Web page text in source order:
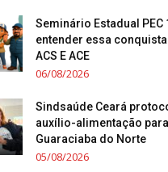
Seminário Estadual
entender essa
ACS E ACE
06/08/2026
Sindsaúde Ceará
auxílio-alimentação para
Guaraciaba do Norte
05/08/2026